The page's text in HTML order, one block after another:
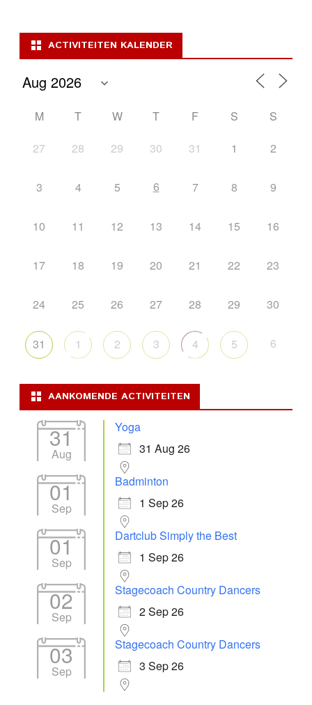
ACTIVITEITEN KALENDER
M T W T F S
S
27
28 29 30 31 1 2
3 4 5 6 7 8 9
10 11 12 13 14 15 16
17 18 19 20 21 22 23
24 25 26 27 28 29 30
31 1 2 3 4 5 6
AANKOMENDE ACTIVITEITEN
31
Aug
Yoga
31 Aug 26
01
Sep
Badminton
1 Sep 26
01
Sep
Dartclub Simply the Best
1 Sep 26
02
Sep
Stagecoach Country Dancers
2 Sep 26
03
Sep
Stagecoach Country Dancers
3 Sep 26